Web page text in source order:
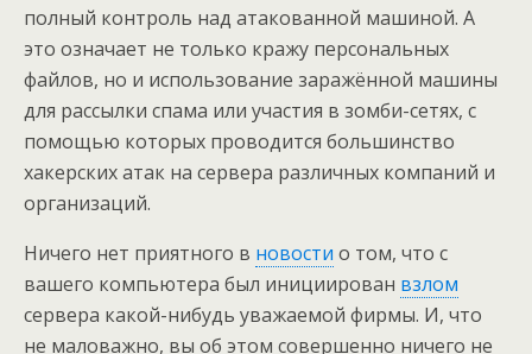
полный контроль над атакованной машиной. А
это означает не только кражу персональных
файлов, но и использование заражённой машины
для рассылки спама или участия в зомби-сетях, с
помощью которых проводится большинство
хакерских атак на сервера различных компаний и
организаций.
Ничего нет приятного в новости о том, что с
вашего компьютера был инициирован взлом
сервера какой-нибудь уважаемой фирмы. И, что
не маловажно, вы об этом совершенно ничего не